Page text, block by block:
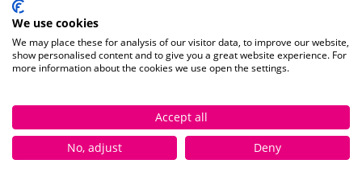
Artikelkonfiguration
Wählen Sie Ihre gewünschten
Werbeartikel aus und passen Sie diese
We use cookies
We may place these for analysis of our visitor data, to improve our website,
show personalised content and to give you a great website experience. For
more information about the cookies we use open the settings.
Accept all
No, adjust
Deny